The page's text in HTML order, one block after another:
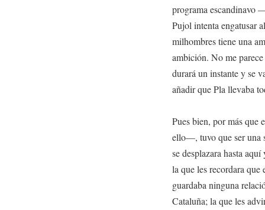
programa escandinavo
Pujol intenta engatusar
milhombres tiene una
ambición. No me
durará un instante y se
añadir que Pla llevaba
Pues bien, por más que
ello—, tuvo que ser una
se desplazara hasta
la que les recordara que
guardaba ninguna
Cataluña; la que les